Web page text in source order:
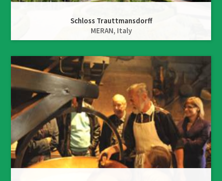
Schloss Trauttmansdorff
MERAN, Italy